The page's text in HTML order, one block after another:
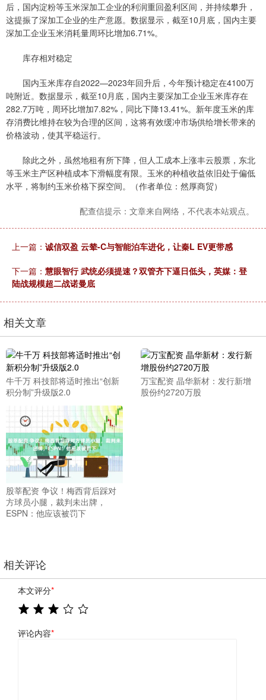
后，国内淀粉等玉米深加工企业的利润重回盈利区间，并持续攀升，
这提振了深加工企业的生产意愿。数据显示，截至10月底，国内主要
深加工企业玉米消耗量周环比增加6.71%。
库存相对稳定
国内玉米库存自2022—2023年回升后，今年预计稳定在4100万
吨附近。数据显示，截至10月底，国内主要深加工企业玉米库存在
282.7万吨，周环比增加7.82%，同比下降13.41%。新年度玉米的库
存消费比维持在较为合理的区间，这将有效缓冲市场供给增长带来的
价格波动，使其平稳运行。
除此之外，虽然地租有所下降，但人工成本上涨丰云股票，东北
等玉米主产区种植成本下滑幅度有限。玉米的种植收益依旧处于偏低
水平，将制约玉米价格下探空间。（作者单位：然厚商贸）
配查信提示：文章来自网络，不代表本站观点。
上一篇： 诚信双盈 云辇-C与智能泊车进化，让秦L EV更带感
下一篇： 慧眼智行 武统必须提速？双管齐下逼日低头，英媒：登
陆战规模超二战诺曼底
相关文章
牛千万 科技部将适时推出“创新
积分制”升级版2.0
万宝配资 晶华新材：发行新增
股份约2720万股
股莘配资 争议！梅西背后踩对
方球员小腿，裁判未出牌，
ESPN：他应该被罚下
相关评论
本文评分*
评论内容*